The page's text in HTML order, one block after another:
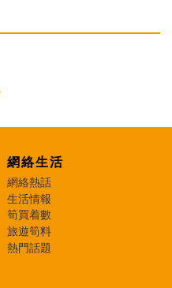
網絡生活
網絡熱話
生活情報
筍買着數
旅遊筍料
熱門話題